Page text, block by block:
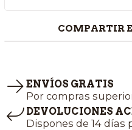
COMPARTIR
ENVÍOS GRATIS
Por compras
DEVOLUCIONES
Dispones de 14 días